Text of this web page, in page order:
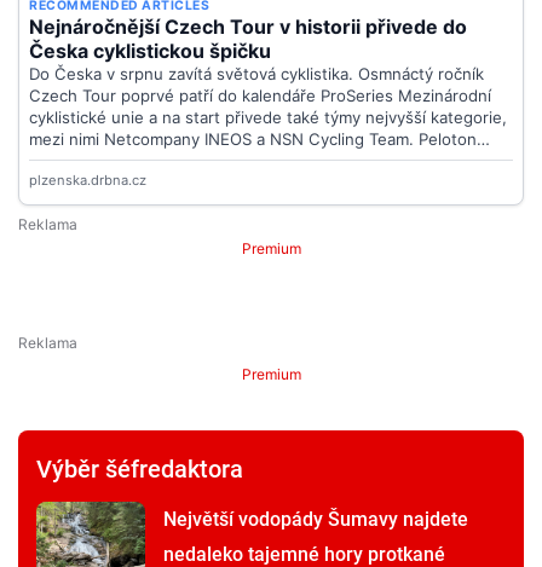
Premium
Premium
Výběr šéfredaktora
Největší vodopády Šumavy najdete
nedaleko tajemné hory protkané